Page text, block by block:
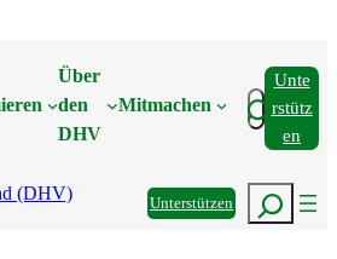
Über
den
DHV
Mitmachen Suchen
Unte
Rstütz
En
UnterstützenSuchen